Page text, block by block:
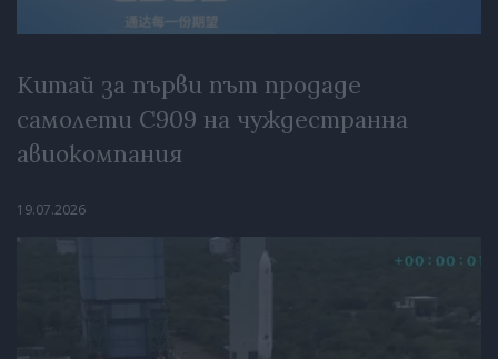
Китай за първи път продаде
самолети C909 на чуждестранна
авиокомпания
19.07.2026